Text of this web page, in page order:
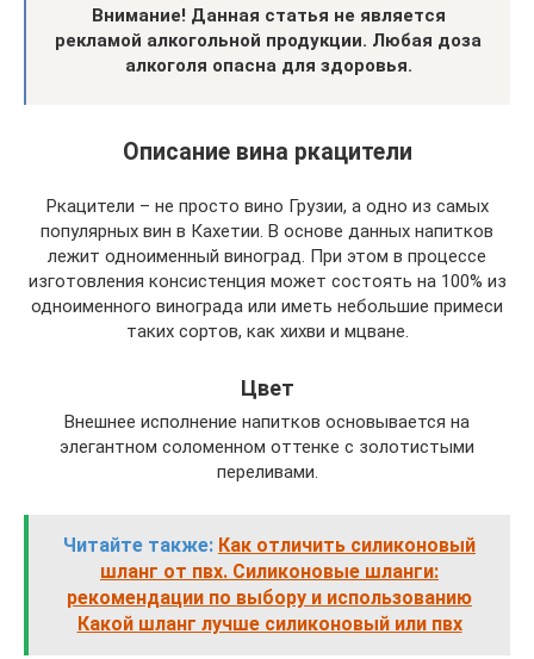
Внимание! Данная статья не является
рекламой алкогольной продукции. Любая доза
алкоголя опасна для здоровья.
Описание вина ркацители
Ркацители – не просто вино Грузии, а одно из самых
популярных вин в Кахетии. В основе данных напитков
лежит одноименный виноград. При этом в процессе
изготовления консистенция может состоять на 100% из
одноименного винограда или иметь небольшие примеси
таких сортов, как хихви и мцване.
Цвет
Внешнее исполнение напитков основывается на
элегантном соломенном оттенке с золотистыми
переливами.
Читайте также: Как отличить силиконовый
шланг от пвх. Силиконовые шланги:
рекомендации по выбору и использованию
Какой шланг лучше силиконовый или пвх